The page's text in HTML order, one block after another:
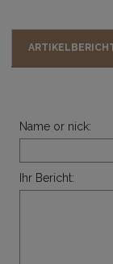
Name or nick:
Ihr Bericht: